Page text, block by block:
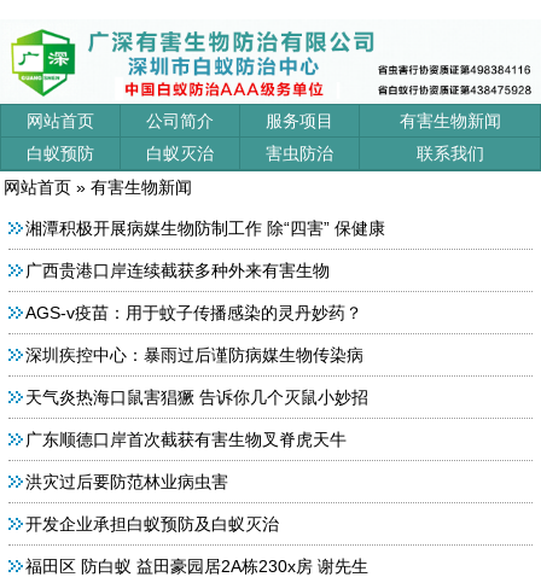
网站首页 公司简介 服务项目
有害生物新闻
白蚁预防
白蚁灭治 害虫防治
联系我们
网站首页 » 有害生物新闻
湘潭积极开展病媒生物防制工作 除“四害” 保健康
广西贵港口岸连续截获多种外来有害生物
AGS-v疫苗：用于蚊子传播感染的灵丹妙药？
深圳疾控中心：暴雨过后谨防病媒生物传染病
天气炎热海口鼠害猖獗 告诉你几个灭鼠小妙招
广东顺德口岸首次截获有害生物叉脊虎天牛
洪灾过后要防范林业病虫害
开发企业承担白蚁预防及白蚁灭治
福田区 防白蚁 益田豪园居2A栋230x房 谢先生